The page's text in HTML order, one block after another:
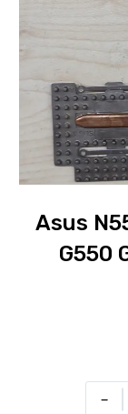
Asus
G550
-